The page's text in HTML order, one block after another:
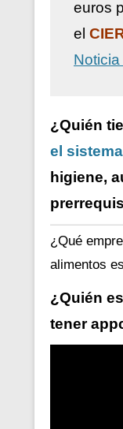
euros
el
¿Quién
el
higiene,
¿Qué
alimentos
¿Quién
tener